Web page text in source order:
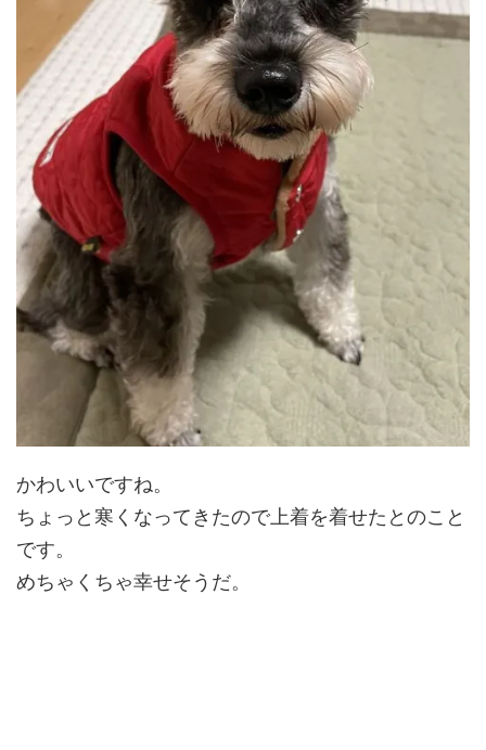
かわいいですね。
ちょっと寒くなってきたので上着を着せたとのこと
です。
めちゃくちゃ幸せそうだ。